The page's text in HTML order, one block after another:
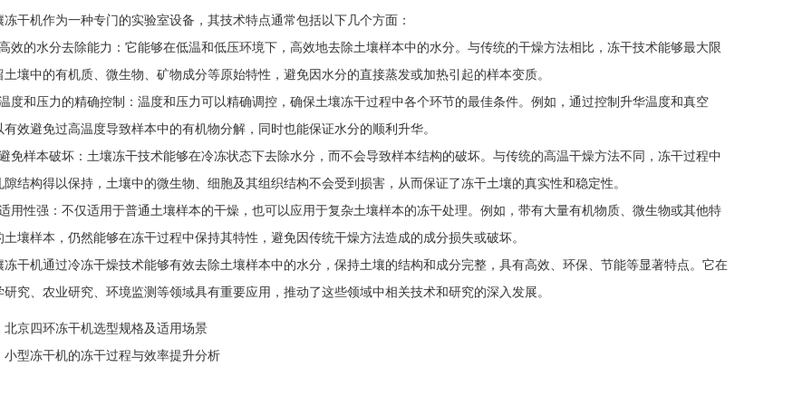
机作为一种专门的实验室设备，其技术特点通常包括以下几个方面：
水分去除能力：它能够在低温和低压环境下，高效地去除土壤样本中的水分。与传统的干燥方法相比，冻干技术能够最大限
土壤中的有机质、微生物、矿物成分等原始特性，避免因水分的直接蒸发或加热引起的样本变质。
压力的精确控制：温度和压力可以精确调控，确保土壤冻干过程中各个环节的最佳条件。例如，通过控制升华温度和真空
有效避免过高温度导致样本中的有机物分解，同时也能保证水分的顺利升华。
本破坏：土壤冻干技术能够在冷冻状态下去除水分，而不会导致样本结构的破坏。与传统的高温干燥方法不同，冻干过程中
隙结构得以保持，土壤中的微生物、细胞及其组织结构不会受到损害，从而保证了冻干土壤的真实性和稳定性。
强：不仅适用于普通土壤样本的干燥，也可以应用于复杂土壤样本的冻干处理。例如，带有大量有机物质、微生物或其他特
土壤样本，仍然能够在冻干过程中保持其特性，避免因传统干燥方法造成的成分损失或破坏。
机通过冷冻干燥技术能够有效去除土壤样本中的水分，保持土壤的结构和成分完整，具有高效、环保、节能等显著特点。它在
研究、农业研究、环境监测等领域具有重要应用，推动了这些领域中相关技术和研究的深入发展。
北京四环冻干机选型规格及适用场景
小型冻干机的冻干过程与效率提升分析